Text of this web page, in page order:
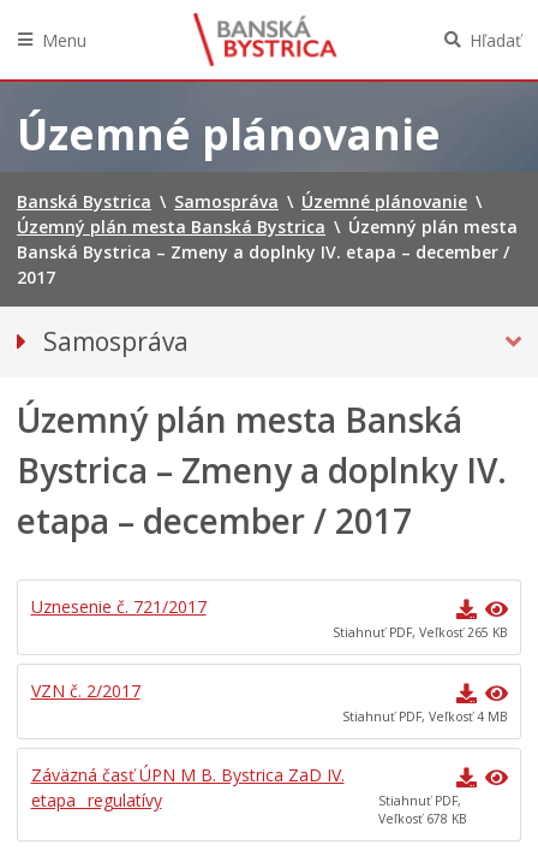
obsah
Menu Hľadať
Územné plánovanie
Banská Bystrica \ Samospráva \ Územné plánovanie \
Územný plán mesta Banská Bystrica \ Územný plán mesta
Banská Bystrica – Zmeny a doplnky IV. etapa – december /
2017
Samospráva
Referendum 2026
Primátor mesta
Hlavný kontrolór mesta
Mestské zastupiteľstvo
Komisie, výbory a rady
Úradná tabuľa
Dotácie
Územný plán mesta Banská
Bystrica – Zmeny a doplnky IV.
etapa – december / 2017
Uznesenie č. 721/2017
Stiahnuť PDF, Veľkosť 265 KB
VZN č. 2/2017
Stiahnuť PDF, Veľkosť 4 MB
Záväzná časť ÚPN M B. Bystrica ZaD IV.
etapa _regulatívy
Stiahnuť PDF,
Veľkosť 678 KB